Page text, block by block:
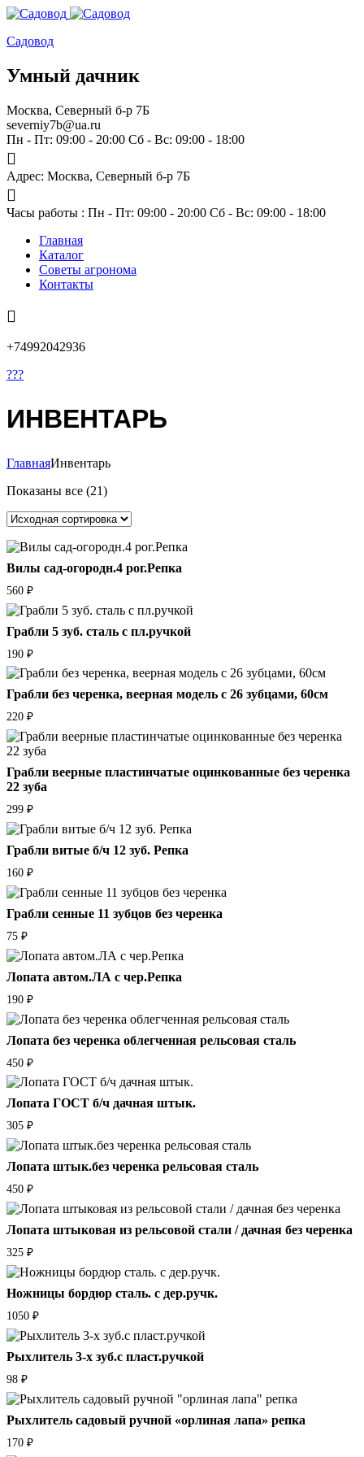
Садовод
Умный дачник
Москва, Северный б-р 7Б
severniy7b@ua.ru
Пн - Пт: 09:00 - 20:00 Сб - Вс: 09:00 - 18:00
Адрес: Москва, Северный б-р 7Б
Часы работы : Пн - Пт: 09:00 - 20:00 Сб - Вс: 09:00 - 18:00
Главная
Каталог
Советы агронома
Контакты
+74992042936
???
ИНВЕНТАРЬ
ГлавнаяИнвентарь
Показаны все (21)
Вилы сад-огородн.4 рог.Репка
560 ₽
Грабли 5 зуб. сталь с пл.ручкой
190 ₽
Грабли без черенка, веерная модель с 26 зубцами, 60см
220 ₽
Грабли веерные пластинчатые оцинкованные без черенка
22 зуба
299 ₽
Грабли витые б/ч 12 зуб. Репка
160 ₽
Грабли сенные 11 зубцов без черенка
75 ₽
Лопата автом.ЛА с чер.Репка
190 ₽
Лопата без черенка облегченная рельсовая сталь
450 ₽
Лопата ГОСТ б/ч дачная штык.
305 ₽
Лопата штык.без черенка рельсовая сталь
450 ₽
Лопата штыковая из рельсовой стали / дачная без черенка
325 ₽
Ножницы бордюр сталь. с дер.ручк.
1050 ₽
Рыхлитель 3-х зуб.с пласт.ручкой
98 ₽
Рыхлитель садовый ручной «орлиная лапа» репка
170 ₽